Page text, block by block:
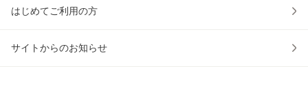
はじめてご利用の方
サイトからのお知らせ